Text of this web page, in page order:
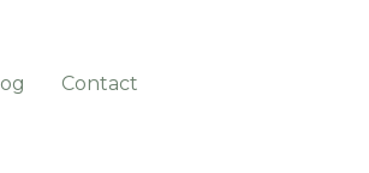
Contact